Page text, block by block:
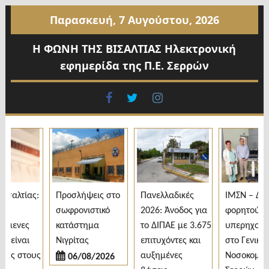
περιεχόμενο
Παρασκευή, 7 Αυγούστου, 2026
Η ΦΩΝΗ ΤΗΣ ΒΙΣΑΛΤΙΑΣ Ηλεκτρονική
εφημερίδα της Π.Ε. Σερρών
facebook
twitter
στους
Προσλήψεις στο
σωφρονιστικό
κατάστημα
Νιγρίτας
06/08/2026
Πανελλαδικές
2026: Άνοδος για
το ΔΙΠΑΕ με 3.675
επιτυχόντες και
αυξημένες
ΙΜΣΝ –
φορητού
στο Γενικό
Νοσοκομείο